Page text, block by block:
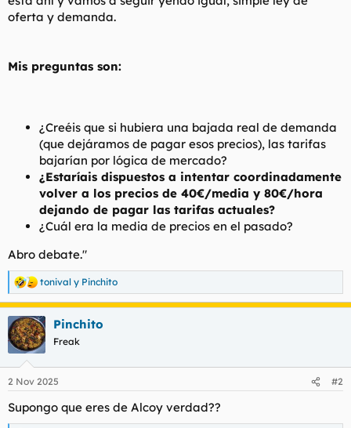
oferta y demanda.
Mis preguntas son:
¿Creéis que si hubiera una bajada real de demanda
(que dejáramos de pagar esos precios), las tarifas
bajarían por lógica de mercado?
¿Estaríais dispuestos a intentar coordinadamente
volver a los precios de 40€/media y 80€/hora
dejando de pagar las tarifas actuales?
¿Cuál era la media de precios en el pasado?
Abro debate."
R
e
a
c
c
i
e
:
tonival y Pinchito
Pinchito
Freak
2 Nov 2025 #2
Supongo que eres de Alcoy verdad??